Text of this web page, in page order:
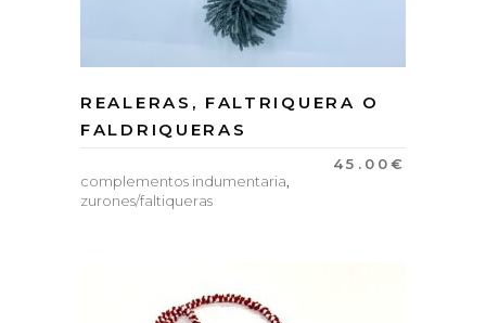
REALERAS, FALTRIQUERA O
FALDRIQUERAS
45.00€
complementos indumentaria,
zurones/faltiqueras